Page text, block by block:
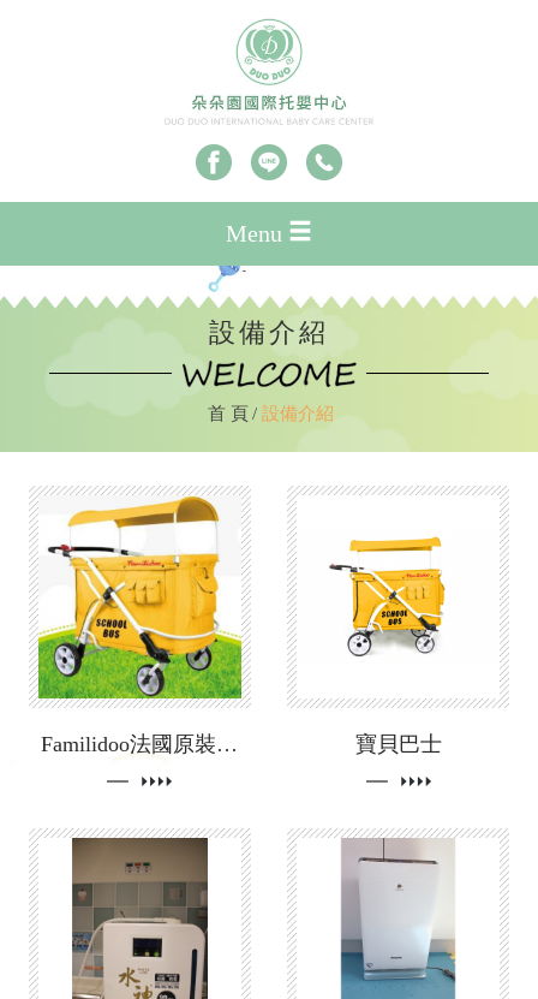
Menu
設備介紹
首 頁 設備介紹
Familidoo法國原裝四人推車 寶貝巴士